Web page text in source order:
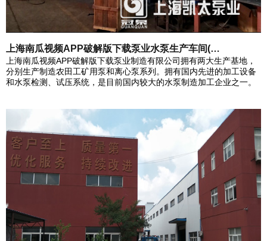
上海南瓜视频APP破解版下载泵业水泵生产车间(…
上海南瓜视频APP破解版下载泵业制造有限公司拥有两大生产基地，
分别生产制造农田工矿用泵和离心泵系列。拥有国内先进的加工设备
和水泵检测、试压系统，是目前国内较大的水泵制造加工企业之一。